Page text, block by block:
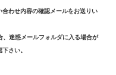
わせ内容の確認メールをお送りい
迷惑メールフォルダに入る場合が
さい。